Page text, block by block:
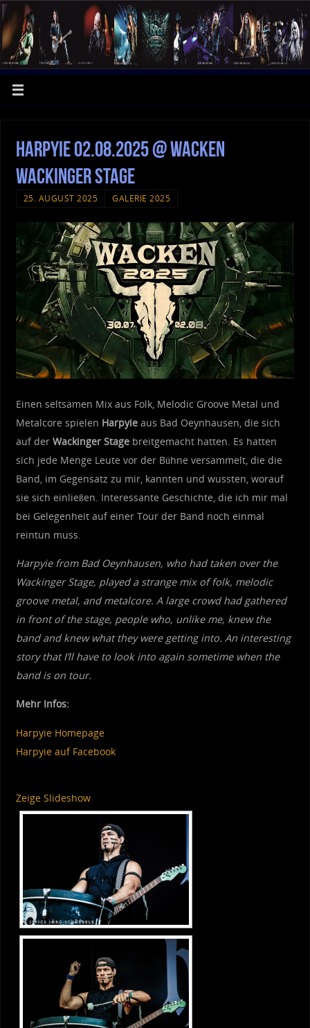
Harpyie 02.08.2025 @ Wacken
Wackinger Stage
25. AUGUST 2025 GALERIE 2025
Einen seltsamen Mix aus Folk, Melodic Groove Metal und
Metalcore spielen Harpyieaus Bad Oeynhausen, die sich
auf der Wackinger Stagebreitgemacht hatten. Es hatten
sich jede Menge Leute vor der Bühne versammelt, die die
Band, im Gegensatz zu mir, kannten und wussten, worauf
sie sich einließen. Interessante Geschichte, die ich mir mal
bei Gelegenheit auf einer Tour der Band noch einmal
reintun muss.
Harpyie from Bad Oeynhausen, who had taken over the
Wackinger Stage, played a strange mix of folk, melodic
groove metal, and metalcore. A large crowd had gathered
in front of the stage, people who, unlike me, knew the
band and knew what they were getting into. An interesting
story that I’ll have to look into again sometime when the
band is on tour.
Mehr Infos:
Harpyie Homepage
Harpyie auf Facebook
Zeige Slideshow